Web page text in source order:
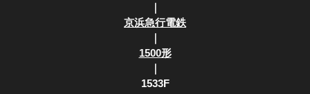
｜
京浜急行電鉄
｜
1500形
｜
1533F